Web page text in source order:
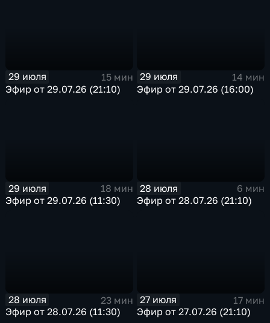
29 июля
15 мин
Эфир от 29.07.26 (21:10)
29 июля
14 мин
Эфир от 29.07.26 (16:00)
29 июля
18 мин
Эфир от 29.07.26 (11:30)
28 июля
6 мин
Эфир от 28.07.26 (21:10)
28 июля
23 мин
Эфир от 28.07.26 (11:30)
27 июля
17 мин
Эфир от 27.07.26 (21:10)